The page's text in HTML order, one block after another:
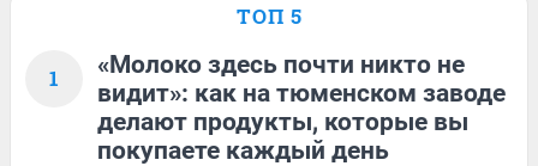
ТОП 5
1
«Молоко здесь почти никто не
видит»: как на тюменском заводе
делают продукты, которые вы
покупаете каждый день